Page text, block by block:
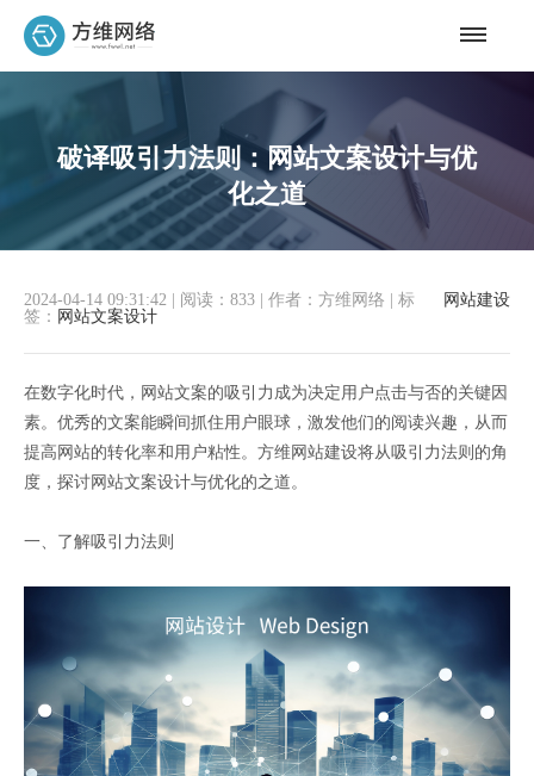
破译吸引力法则：网站文案设计与优
化之道
网站建设
2024-04-14 09:31:42 阅读：833 作者：方维网络
标
签： 网站文案设计
在数字化时代，网站文案的吸引力成为决定用户点击与否的关键因
素。优秀的文案能瞬间抓住用户眼球，激发他们的阅读兴趣，从而
提高网站的转化率和用户粘性。方维网站建设将从吸引力法则的角
度，探讨网站文案设计与优化的之道。
一、了解吸引力法则